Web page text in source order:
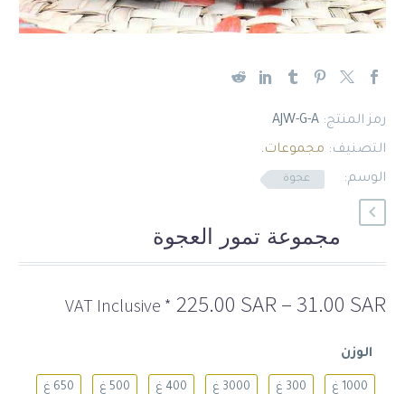
رمز المنتج: AJW-G-A
التصنيف: مجموعات.
الوسم:
عجوة
مجموعة تمور العجوة
31.00 SAR
–
225.00 SAR نطاق
* VAT Inclusive
الوزن
1000 غ 300 غ 3000 غ 400 غ 500 غ 650 غ